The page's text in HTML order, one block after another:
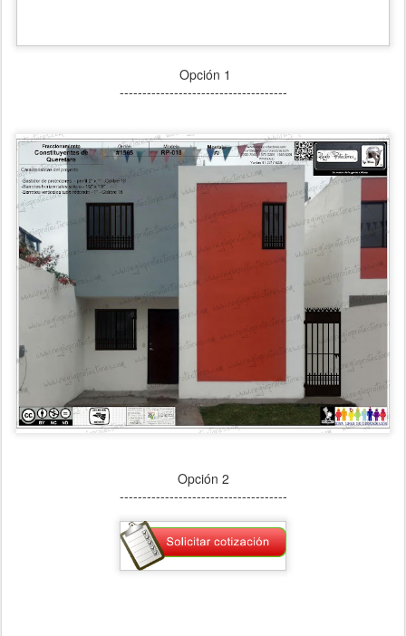
Opción 1
-------------------------------------
Opción 2
-------------------------------------